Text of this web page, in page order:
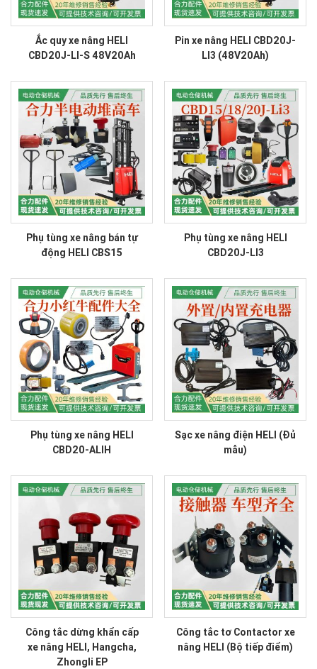
Ắc quy xe nâng HELI
CBD20J-LI-S 48V20Ah
Pin xe nâng HELI CBD20J-
LI3 (48V20Ah)
Phụ tùng xe nâng bán tự
động HELI CBS15
Phụ tùng xe nâng HELI
CBD20J-LI3
Phụ tùng xe nâng HELI
CBD20-ALIH
Sạc xe nâng điện HELI (Đủ
mẫu)
Công tắc dừng khẩn cấp
xe nâng HELI, Hangcha,
Zhongli EP
Công tắc tơ Contactor xe
nâng HELI (Bộ tiếp điểm)